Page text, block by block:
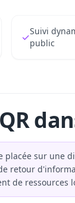
✓Suivi
public
placée sur
retour
de ressources